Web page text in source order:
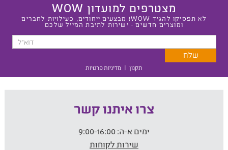
מצטרפים למועדון WOW
לא תפסיקו להגיד WOW! מבצעים ייחודים, פעילויות לחברים
ומוצרים חדשים - ישירות לתיבת המייל שלכם
תקנון | מדיניות פרטיות
צרו איתנו קשר
ימים א-ה:
שירות לקוחות